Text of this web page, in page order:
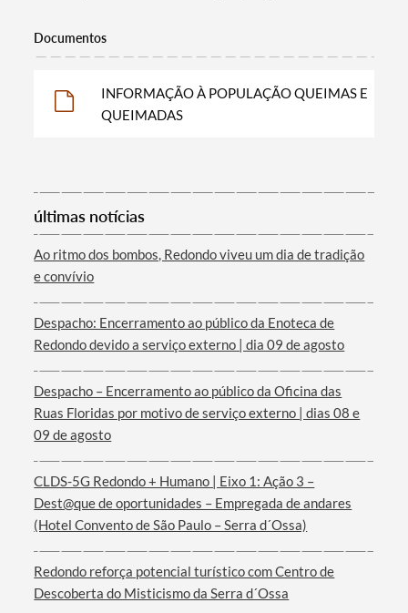
Termo de Pesquisa
Categorias gerais
Filtros
Documentos
INFORMAÇÃO À POPULAÇÃO QUEIMAS E
QUEIMADAS
últimas notícias
Ao ritmo dos bombos, Redondo viveu um dia de tradição
e convívio
Despacho: Encerramento ao público da Enoteca de
Redondo devido a serviço externo | dia 09 de agosto
Despacho – Encerramento ao público da Oficina das
Ruas Floridas por motivo de serviço externo | dias 08 e
09 de agosto
CLDS-5G Redondo + Humano | Eixo 1: Ação 3 –
Dest@que de oportunidades – Empregada de andares
(Hotel Convento de São Paulo – Serra d´Ossa)
Redondo reforça potencial turístico com Centro de
Descoberta do Misticismo da Serra d´Ossa